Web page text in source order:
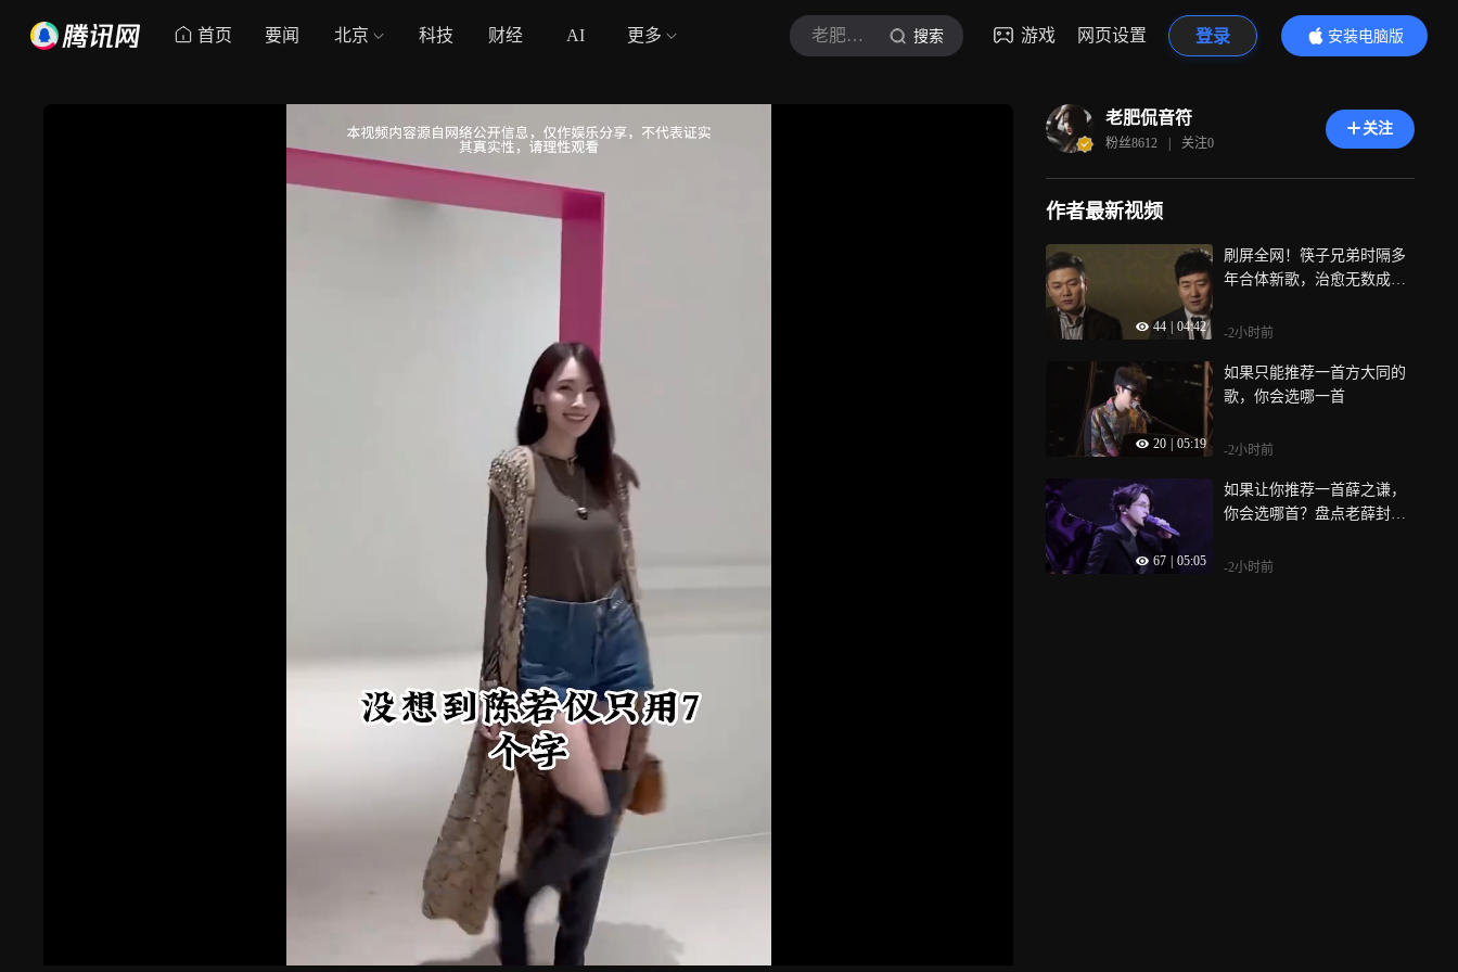
首页 要闻 北京 科技 财经 AI 更多 老肥侃音符 搜索 游戏 网页设置 登录
安装电脑版
内容更精彩
老肥侃音符
粉丝8612 | 关注0
关注
作者最新视频
44 04:42
刷屏全网！筷子兄弟时隔多
年合体新歌，治愈无数成年
-2小时前
20 05:19
如果只能推荐一首方大同的
歌，你会选哪一首
-2小时前
67 05:05
如果让你推荐一首薛之谦，
你会选哪首？盘点老薛封神
-2小时前